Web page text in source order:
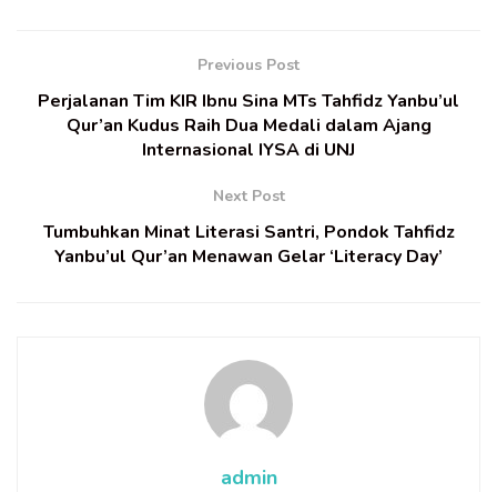
Previous Post
Perjalanan Tim KIR Ibnu Sina MTs Tahfidz Yanbu’ul
Qur’an Kudus Raih Dua Medali dalam Ajang
Internasional IYSA di UNJ
Next Post
Tumbuhkan Minat Literasi Santri, Pondok Tahfidz
Yanbu’ul Qur’an Menawan Gelar ‘Literacy Day’
admin